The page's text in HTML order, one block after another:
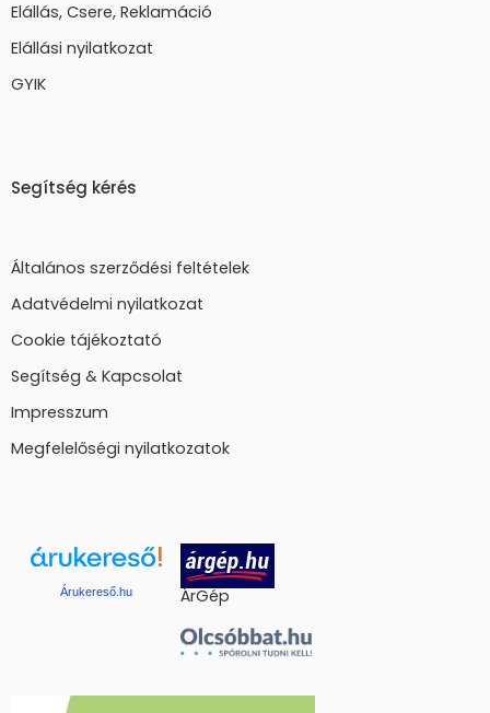
Elállás, Csere, Reklamáció
Elállási nyilatkozat
GYIK
Segítség kérés
Általános szerződési feltételek
Adatvédelmi nyilatkozat
Cookie tájékoztató
Segítség & Kapcsolat
Impresszum
Megfelelőségi nyilatkozatok
Árukereső.hu ÁrGép